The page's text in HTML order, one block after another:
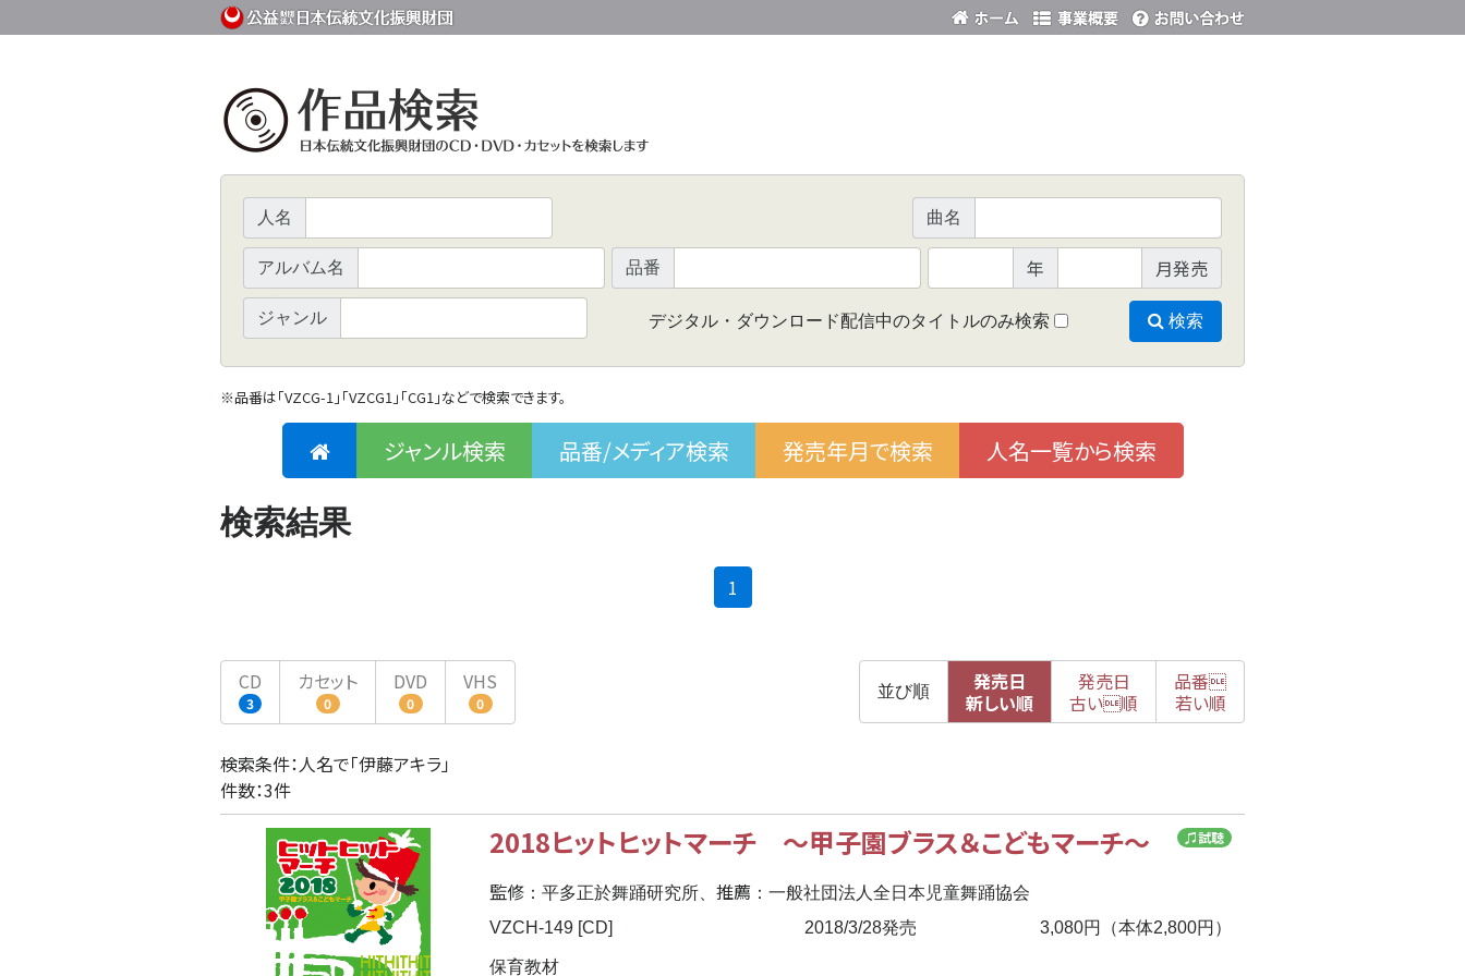
人名 曲名
アルバム名 品番 年 月発売
ジャンル デジタル・ダウンロード配信中のタイトルのみ検索 検索
※品番は「VZCG-1」「VZCG1」「CG1」などで検索できます。
ジャンル検索 品番/メディア検索 発売年月で検索 人名一覧から検索
検索結果
1
CD
3
カセット
0
DVD
0
VHS
0
並び順
発売日
新しい順
発売日
古い順
品番
若い順
検索条件：人名で「伊藤アキラ」
件数：3件
♫試聴
2018ヒットヒットマーチ ～甲子園ブラス＆こどもマーチ～
監修 ：平多正於舞踊研究所、 推薦 ：一般社団法人全日本児童舞踊協会
VZCH-149 [CD]
2018/3/28発売 3,080円（本体2,800円）
保育教材